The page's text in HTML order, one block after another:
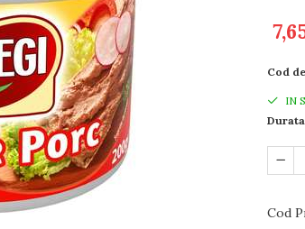
Cod
IN
Cod